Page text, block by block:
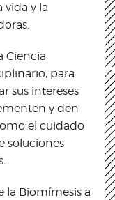
y la
Ciencia
para
sus intereses
y den
el cuidado
soluciones
la Biomímesis a